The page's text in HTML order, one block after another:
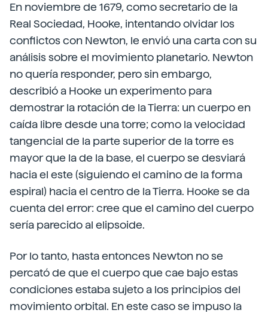
En noviembre de 1679, como secretario de la
Real Sociedad, Hooke, intentando olvidar los
conflictos con Newton, le envió una carta con su
análisis sobre el movimiento planetario. Newton
no quería responder, pero sin embargo,
describió a Hooke un experimento para
demostrar la rotación de la Tierra: un cuerpo en
caída libre desde una torre; como la velocidad
tangencial de la parte superior de la torre es
mayor que la de la base, el cuerpo se desviará
hacia el este (siguiendo el camino de la forma
espiral) hacia el centro de la Tierra. Hooke se da
cuenta del error: cree que el camino del cuerpo
sería parecido al elipsoide.
Por lo tanto, hasta entonces Newton no se
percató de que el cuerpo que cae bajo estas
condiciones estaba sujeto a los principios del
movimiento orbital. En este caso se impuso la